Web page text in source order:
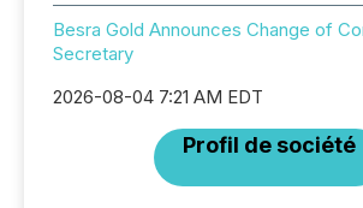
Besra Gold Announces Change of
Secretary
2026-08-04 7:21 AM EDT
Profil de société